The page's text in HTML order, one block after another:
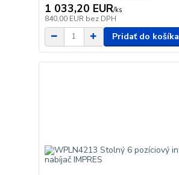
1 033,20 EUR/ks
840,00 EUR bez DPH
Pridať do košíka